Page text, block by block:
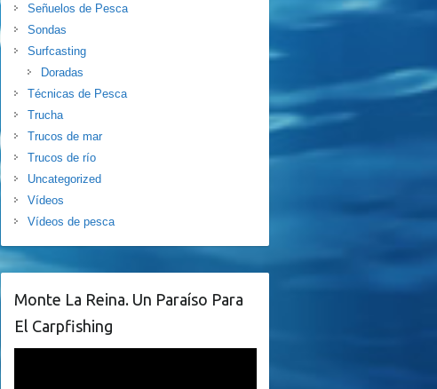
Señuelos de Pesca
Sondas
Surfcasting
Doradas
Técnicas de Pesca
Trucha
Trucos de mar
Trucos de río
Uncategorized
Vídeos
Vídeos de pesca
Monte La Reina. Un Paraíso Para
El Carpfishing